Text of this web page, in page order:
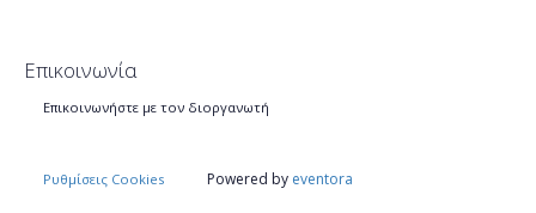
Επικοινωνία
Επικοινωνήστε με τον διοργανωτή
Powered by eventora
Ρυθμίσεις Cookies